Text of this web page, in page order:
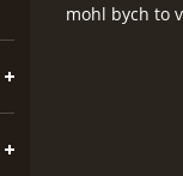
mohl bych to